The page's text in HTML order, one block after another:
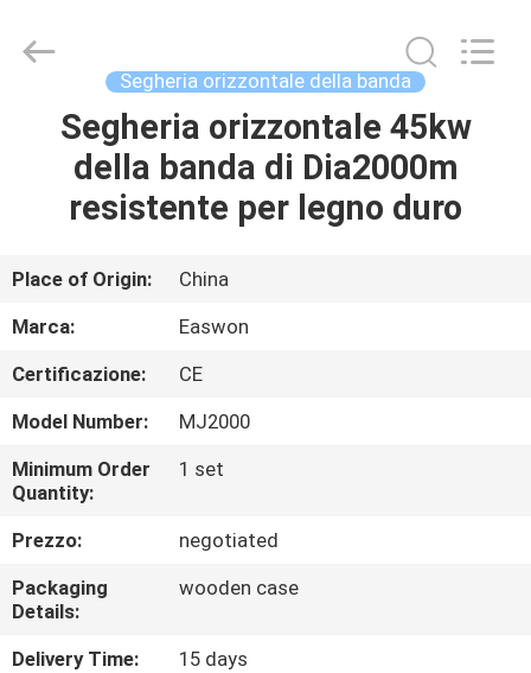
CASA
PRODOTTI
CIRCA
NOI
GIRO
DELLA
FABBRICA
CONTROLLO
DI
QUALITÀ
Import
Segheria orizzontale della banda
Segheria orizzontale 45kw
della banda di Dia2000m
resistente per legno duro
Place of Origin:
China
Marca:
Easwon
Certificazione:
CE
Model Number:
MJ2000
Minimum Order
Quantity:
1 set
Prezzo:
negotiated
Packaging
Details:
wooden case
Delivery Time:
15 days